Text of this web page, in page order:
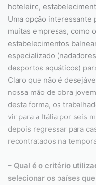
hoteleiro,
Uma opção interessante
muitas empresas, como
estabelecimentos
especializado
desportos aquáticos)
Claro que não é
nossa mão de obra
desta forma, os
vir para a Itália por seis
depois regressar para
recontratados na
– Qual é o critério
selecionar os países